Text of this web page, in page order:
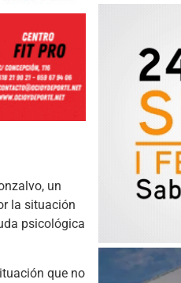
un
la situación
psicológica
que no